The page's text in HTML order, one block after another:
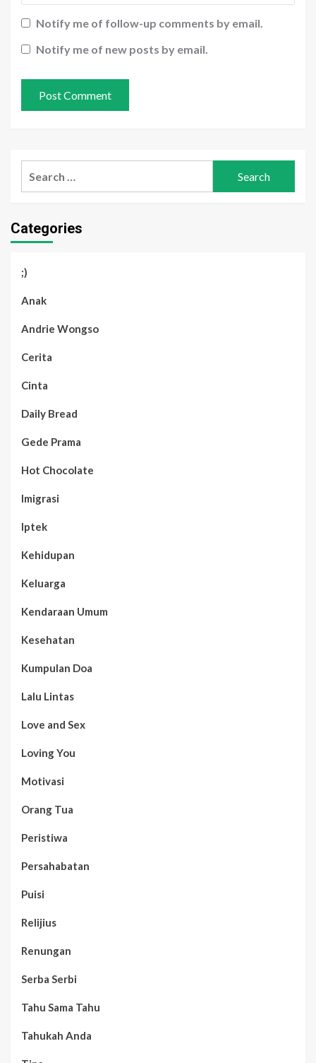
Notify me of follow-up comments by email.
Notify me of new posts by email.
Categories
;)
Anak
Andrie Wongso
Cerita
Cinta
Daily Bread
Gede Prama
Hot Chocolate
Imigrasi
Iptek
Kehidupan
Keluarga
Kendaraan Umum
Kesehatan
Kumpulan Doa
Lalu Lintas
Love and Sex
Loving You
Motivasi
Orang Tua
Peristiwa
Persahabatan
Puisi
Relijius
Renungan
Serba Serbi
Tahu Sama Tahu
Tahukah Anda